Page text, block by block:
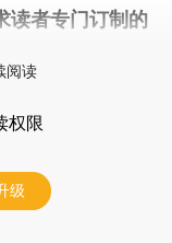
读者专门订制的
阅读
权限
级